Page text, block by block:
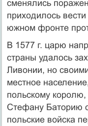
сменялись
приходилось
южном фронте
В 1577 г. царю
страны удалось
Ливонии, но
местное
польскому
Стефану Баторию
польские войска